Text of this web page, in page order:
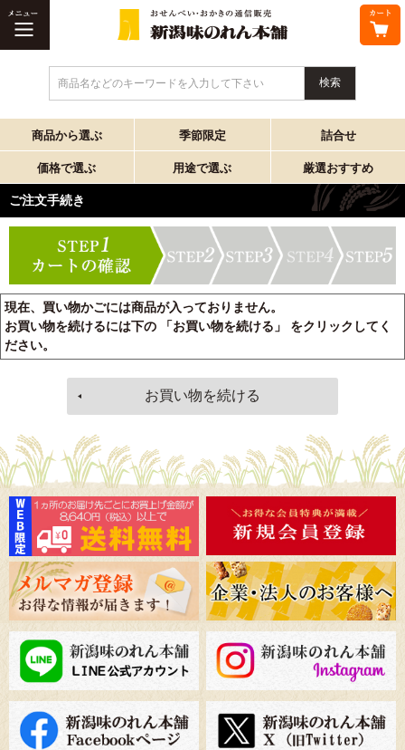
商品名などのキーワードを入力して下さい
商品から選ぶ 季節限定 詰合せ
価格で選ぶ 用途で選ぶ 厳選おすすめ
ご注文手続き
現在、買い物かごには商品が入っておりません。
お買い物を続けるには下の 「お買い物を続ける」 をクリックしてく
ださい。